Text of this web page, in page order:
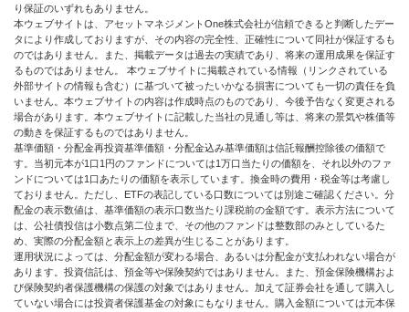
り保証のいずれもありません。
本ウェブサイトは、アセットマネジメントOne株式会社が信頼できると判断したデー
タにより作成しておりますが、その内容の完全性、正確性について同社が保証するも
のではありません。また、掲載データは過去の実績であり、将来の運用成果を保証す
るものではありません。 本ウェブサイトに掲載されている情報（リンクされている
外部サイトの情報も含む）に基づいて被ったいかなる損害についても一切の責任を負
いません。本ウェブサイトの内容は作成時点のものであり、今後予告なく変更される
場合があります。本ウェブサイトに記載した当社の見通し等は、将来の景気や株価等
の動きを保証するものではありません。
基準価額・分配金再投資基準価額・分配金込み基準価額は信託報酬控除後の価額で
す。当初元本が1口1円のファンドについては1万口当たりの価額を、それ以外のファ
ンドについては1口あたりの価額を表示しています。換金時の費用・税金等は考慮し
ておりません。ただし、ETFの表記している口数については別途ご確認ください。分
配金の表示数値は、基準価額の表示口数当たり課税前の金額です。表示方法について
は、公社債投信は小数点第二位まで、その他のファンドは整数部のみとしているた
め、実際の分配金額と表示上の差異が生じることがあります。
運用状況によっては、分配金額が変わる場合、あるいは分配金が支払われない場合が
あります。投資信託は、預金等や保険契約ではありません。また、預金保険機構およ
び保険契約者保護機構の保護の対象ではありません。加えて証券会社を通して購入し
ていない場合には投資者保護基金の対象にもなりません。購入金額については元本保